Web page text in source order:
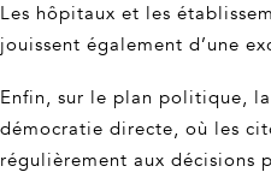
Les hôpitaux et les
jouissent également d’une
Enfin, sur le plan politique,
démocratie directe, où les
régulièrement aux décisions